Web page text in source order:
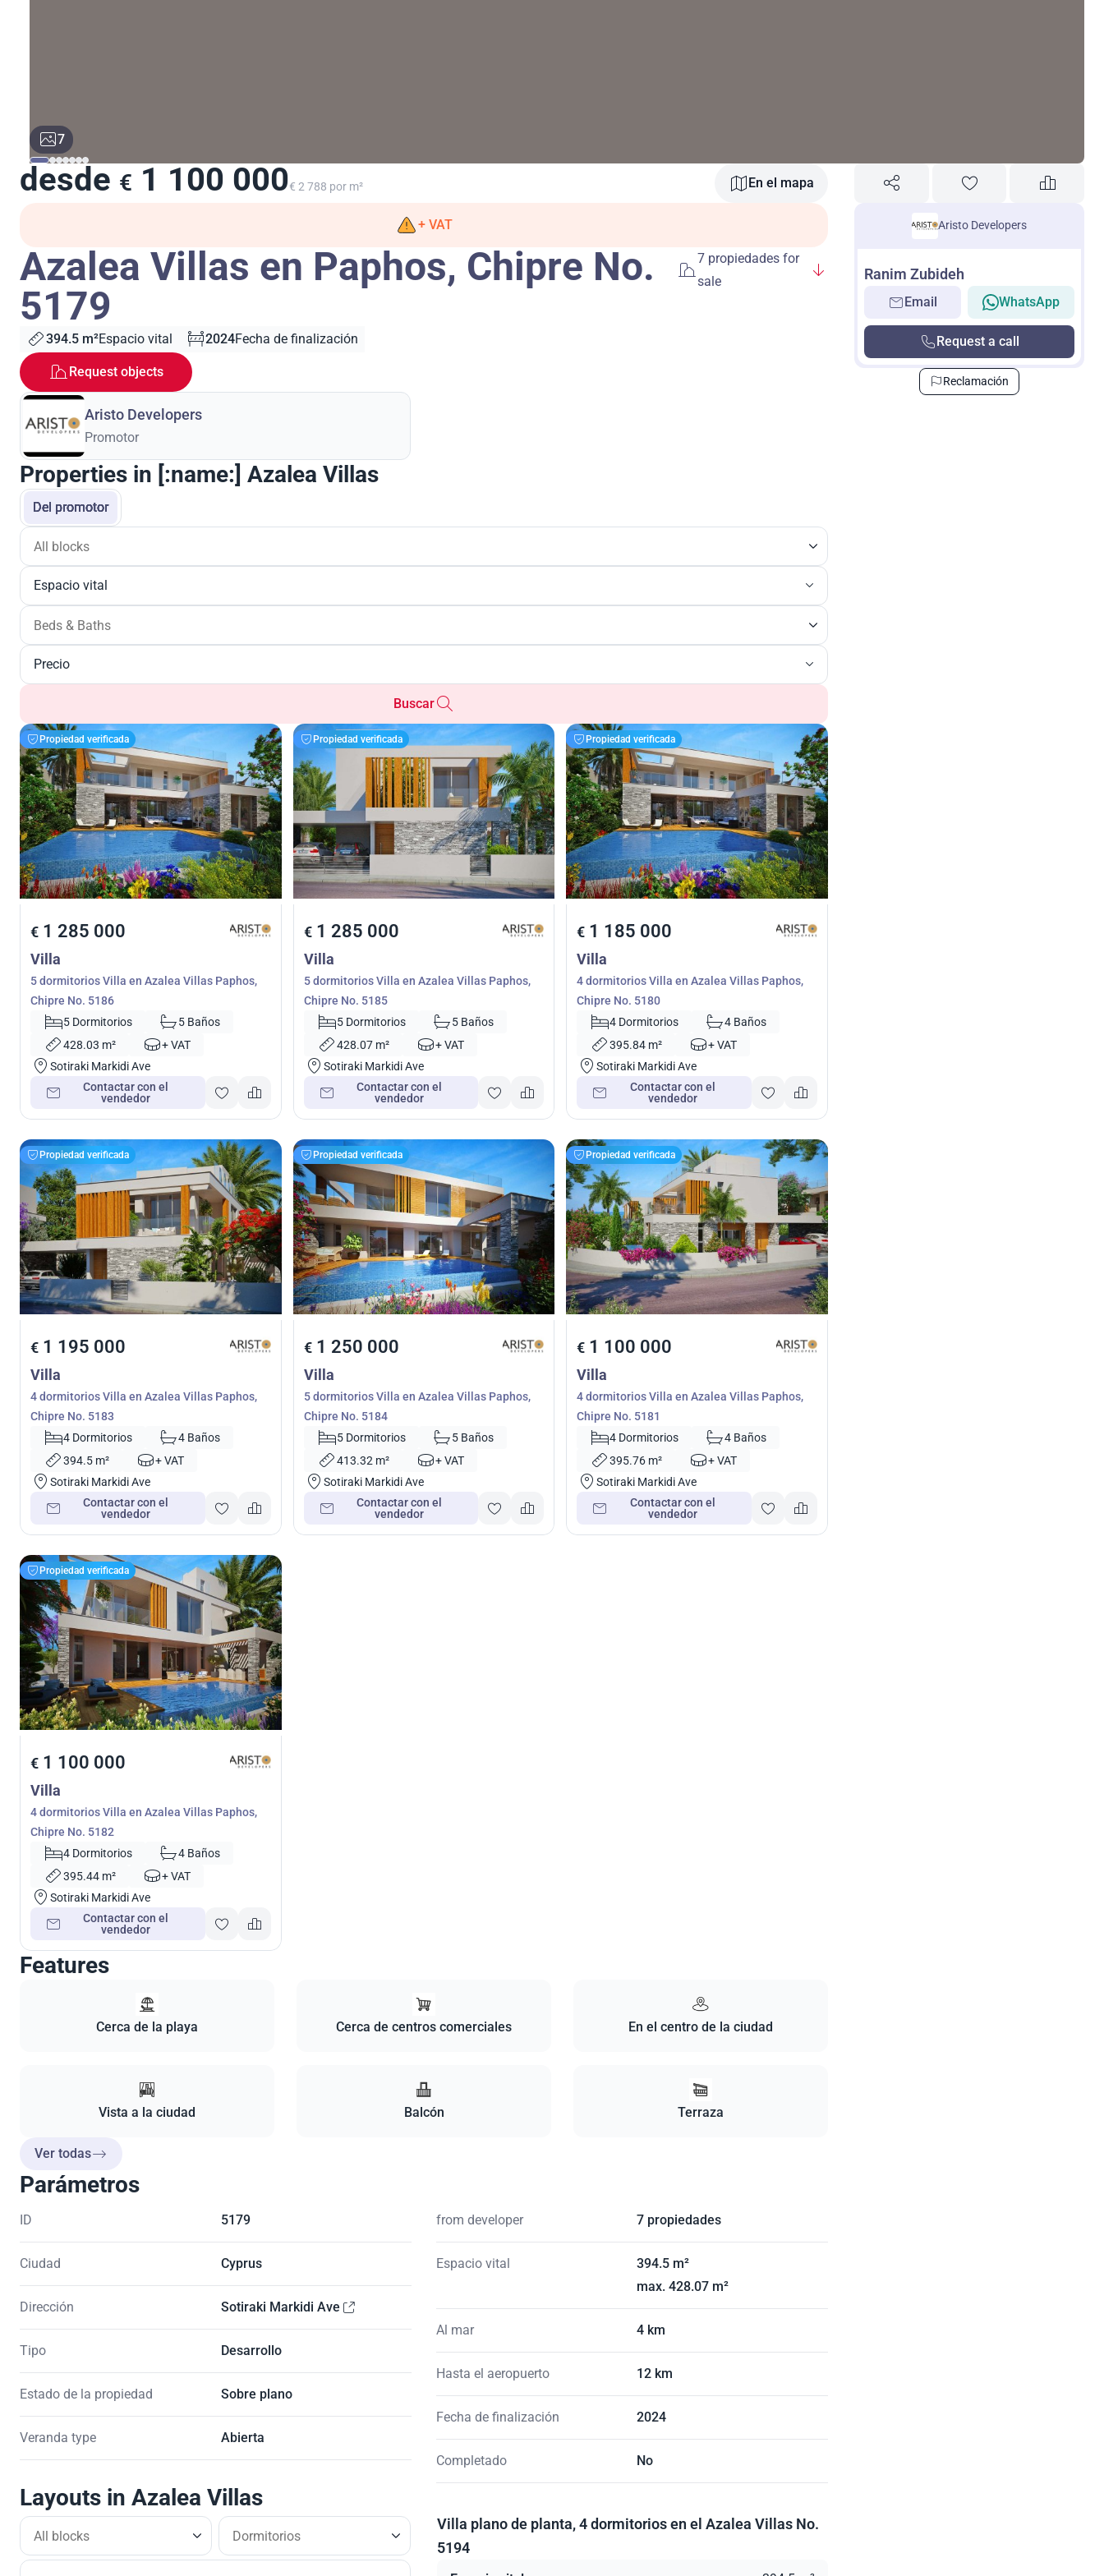
7
desde € 1 100 000€ 2 788 por m² En el mapa
+ VAT
Azalea Villas en Paphos, Chipre No.
5179
394.5 m²Espacio vital 2024Fecha de finalización
7 propiedades for
sale
Request objects
Aristo Developers
Promotor
Properties in [:name:] Azalea Villas
Del promotor
Espacio vital
Precio
Buscar
Propiedad verificada
€ 1 285 000
Villa
5 dormitorios Villa en Azalea Villas Paphos,
Chipre No. 5186
5 Dormitorios
5 Baños
428.03 m²
+ VAT
Sotiraki Markidi Ave
Contactar con el
vendedor
Propiedad verificada
€1 285 000
Villa
5 dormitorios Villa en Azalea Villas Paphos,
Chipre No. 5185
5 Dormitorios
5 Baños
428.07 m²
+ VAT
Sotiraki Markidi Ave
Contactar con el
vendedor
Propiedad verificada
€ 1 185 000
Villa
4 dormitorios Villa en Azalea Villas Paphos,
Chipre No. 5180
4 Dormitorios
4 Baños
395.84 m²
+ VAT
Sotiraki Markidi Ave
Contactar con el
vendedor
Propiedad verificada
€ 1 195 000
Villa
4 dormitorios Villa en Azalea Villas Paphos,
Chipre No. 5183
4 Dormitorios
4 Baños
394.5 m²
+ VAT
Sotiraki Markidi Ave
Contactar con el
vendedor
Propiedad verificada
€1 250 000
Villa
5 dormitorios Villa en Azalea Villas Paphos,
Chipre No. 5184
5 Dormitorios
5 Baños
413.32 m²
+ VAT
Sotiraki Markidi Ave
Contactar con el
vendedor
Propiedad verificada
€ 1 100 000
Villa
4 dormitorios Villa en Azalea Villas Paphos,
Chipre No. 5181
4 Dormitorios
4 Baños
395.76 m²
+ VAT
Sotiraki Markidi Ave
Contactar con el
vendedor
Propiedad verificada
€ 1 100 000
Villa
4 dormitorios Villa en Azalea Villas Paphos,
Chipre No. 5182
4 Dormitorios
4 Baños
395.44 m²
+ VAT
Sotiraki Markidi Ave
Contactar con el
vendedor
Features
Cerca de la playa Cerca de centros comerciales En el centro de la ciudad
Vista a la ciudad Balcón Terraza
Ver todas
Parámetros
ID 5179
Ciudad Cyprus
Dirección Sotiraki Markidi Ave
Tipo Desarrollo
Estado de la propiedad Sobre plano
Veranda type Abierta
from developer 7 propiedades
Espacio vital
394.5 m²
max. 428.07 m²
Al mar 4 km
Hasta el aeropuerto 12 km
Fecha de finalización 2024
Completado No
Layouts in Azalea Villas
Villa plano de planta, 4 dormitorios en el Azalea Villas No.
5194
Aristo Developers
Ranim Zubideh
Email WhatsApp
Request a call
Reclamación